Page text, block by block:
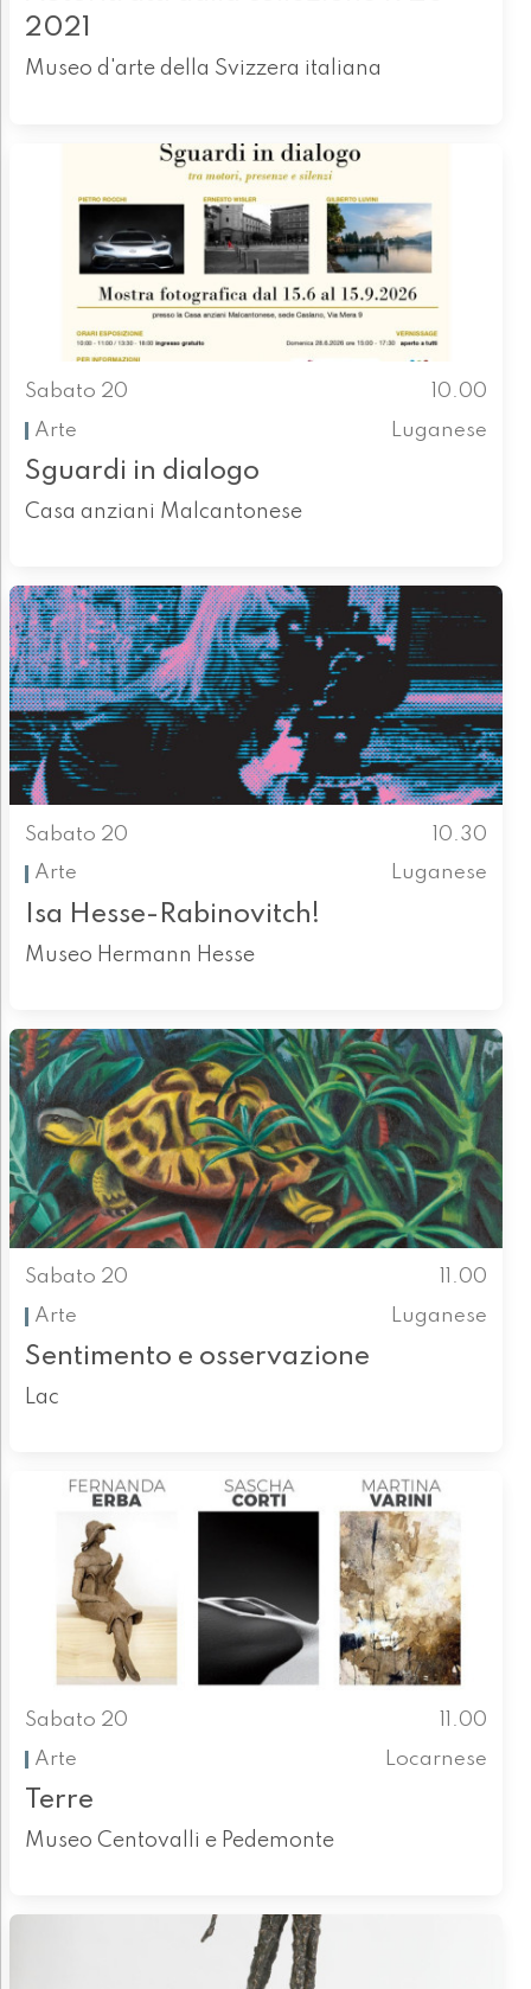
2021
Museo d'arte della Svizzera italiana
Sabato 20
10.00
Arte
Luganese
Sguardi in dialogo
Casa anziani Malcantonese
Sabato 20
10.30
Arte
Luganese
Isa Hesse-Rabinovitch!
Museo Hermann Hesse
Sabato 20
11.00
Arte
Luganese
Sentimento e osservazione
Lac
Sabato 20
11.00
Arte
Locarnese
Terre
Museo Centovalli e Pedemonte